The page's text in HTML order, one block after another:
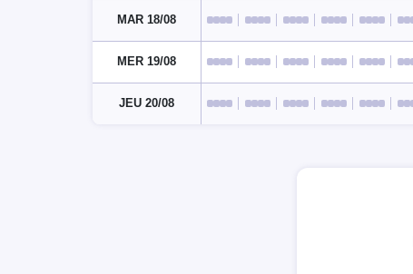
MAR 18/08
MER 19/08
JEU 20/08